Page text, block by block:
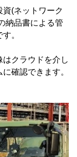
資(ネットワーク
納品書による管
。
はクラウドを介し
確認できます。